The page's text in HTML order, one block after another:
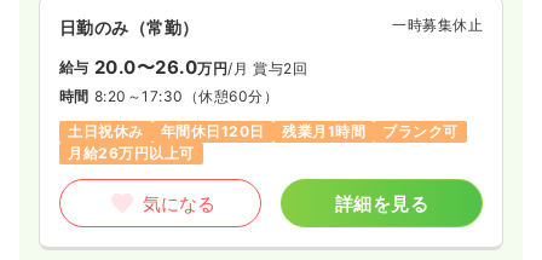
日勤のみ（常勤） 一時募集休止
給与 20.0〜26.0万円/月 賞与2回
時間 8:20～17:30 （休憩60分）
土日祝休み
年間休日120日 残業月1時間
ブランク可
月給26万円以上可
気になる 詳細を見る